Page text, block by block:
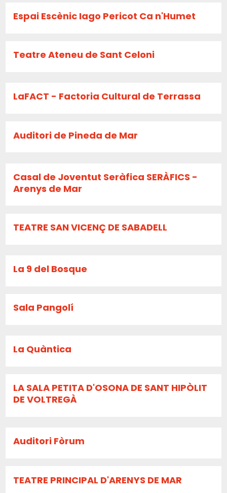
Espai Escènic Iago Pericot Ca n'Humet
Teatre Ateneu de Sant Celoni
LaFACT - Factoria Cultural de Terrassa
Auditori de Pineda de Mar
Casal de Joventut Seràfica SERÀFICS -
Arenys de Mar
TEATRE SAN VICENÇ DE SABADELL
La 9 del Bosque
Sala Pangolí
La Quàntica
LA SALA PETITA D'OSONA DE SANT HIPÒLIT
DE VOLTREGÀ
Auditori Fòrum
TEATRE PRINCIPAL D'ARENYS DE MAR